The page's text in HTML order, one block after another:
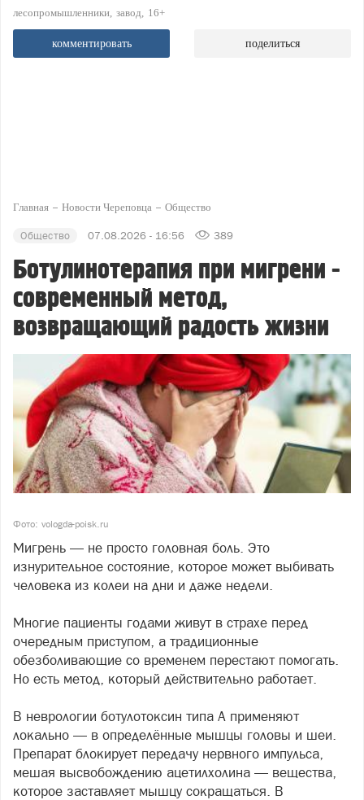
лесопромышленники завод 16+
комментировать поделиться
Главная Новости Череповца Общество
Общество 07.08.2026 - 16:56 389
Ботулинотерапия при мигрени -
современный метод,
возвращающий радость жизни
Фото: vologda-poisk.ru
Мигрень — не просто головная боль. Это
изнурительное состояние, которое может выбивать
человека из колеи на дни и даже недели.
Многие пациенты годами живут в страхе перед
очередным приступом, а традиционные
обезболивающие со временем перестают помогать.
Но есть метод, который действительно работает.
В неврологии ботулотоксин типа А применяют
локально — в определённые мышцы головы и шеи.
Препарат блокирует передачу нервного импульса,
мешая высвобождению ацетилхолина — вещества,
которое заставляет мышцу сокращаться. В